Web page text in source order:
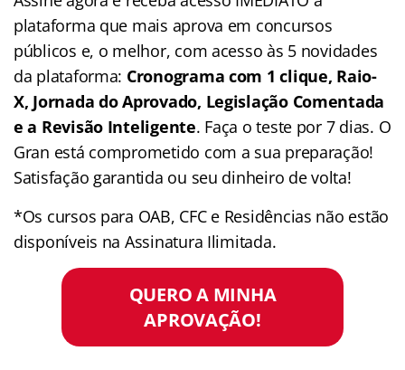
plataforma que mais aprova em concursos
públicos e, o melhor, com acesso às 5 novidades
da plataforma: Cronograma com 1 clique, Raio-
X, Jornada do Aprovado, Legislação Comentada
e a Revisão Inteligente. Faça o teste por 7 dias. O
Gran está comprometido com a sua preparação!
Satisfação garantida ou seu dinheiro de volta!
*Os cursos para OAB, CFC e Residências não estão
disponíveis na Assinatura Ilimitada.
QUERO A MINHA
APROVAÇÃO!